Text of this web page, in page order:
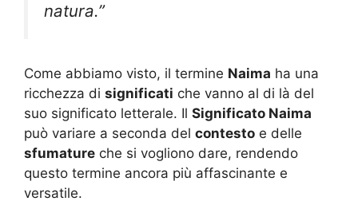
natura.”
Come abbiamo visto, il termine Naima ha una
ricchezza di significati che vanno al di là del
suo significato letterale. Il Significato Naima
può variare a seconda del contesto e delle
sfumature che si vogliono dare, rendendo
questo termine ancora più affascinante e
versatile.